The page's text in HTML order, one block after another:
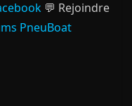
💬 Rejoindre
PneuBoat